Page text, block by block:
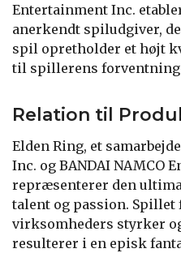
Entertainment Inc.
anerkendt spiludgiver,
spil opretholder et højt
til spillerens
Relation til
Elden Ring, et
Inc. og BANDAI NAMCO
repræsenterer den
talent og passion. Spillet
virksomheders styrker
resulterer i en episk